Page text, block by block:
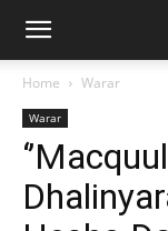
Home Warar
Warar